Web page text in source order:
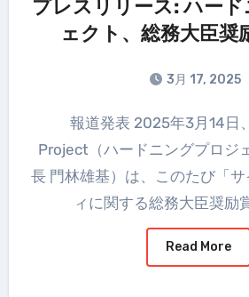
プレスリリース: ハー
ェクト、総務大臣奨
3月 17, 2025
報道発表 2025年3月14日、Hardening
Project（ハードニングプロジ
長 門林雄基）は、このたび「
ィに関する総務大臣奨励
Read More